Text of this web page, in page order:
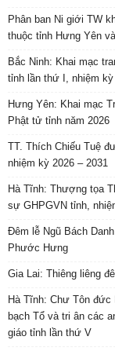
Phân ban Ni giới TW
thuộc tỉnh Hưng Yên
Bắc Ninh: Khai mạc
tỉnh lần thứ I, nhiệm kỳ
Hưng Yên: Khai mạc
Phật tử tỉnh năm 2026
TT. Thích Chiếu Tuệ
nhiệm kỳ 2026 – 2031
Hà Tĩnh: Thượng tọa
sự GHPGVN tỉnh,
Đêm lễ Ngũ Bách
Phước Hưng
Gia Lai: Thiêng liêng
Hà Tĩnh: Chư Tôn đức
bạch Tổ và tri ân các
giáo tỉnh lần thứ V